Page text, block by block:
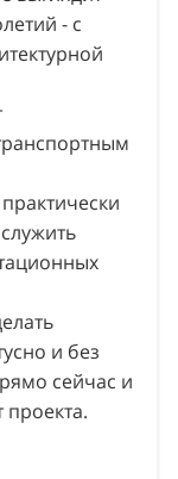
- с
и без
сейчас и